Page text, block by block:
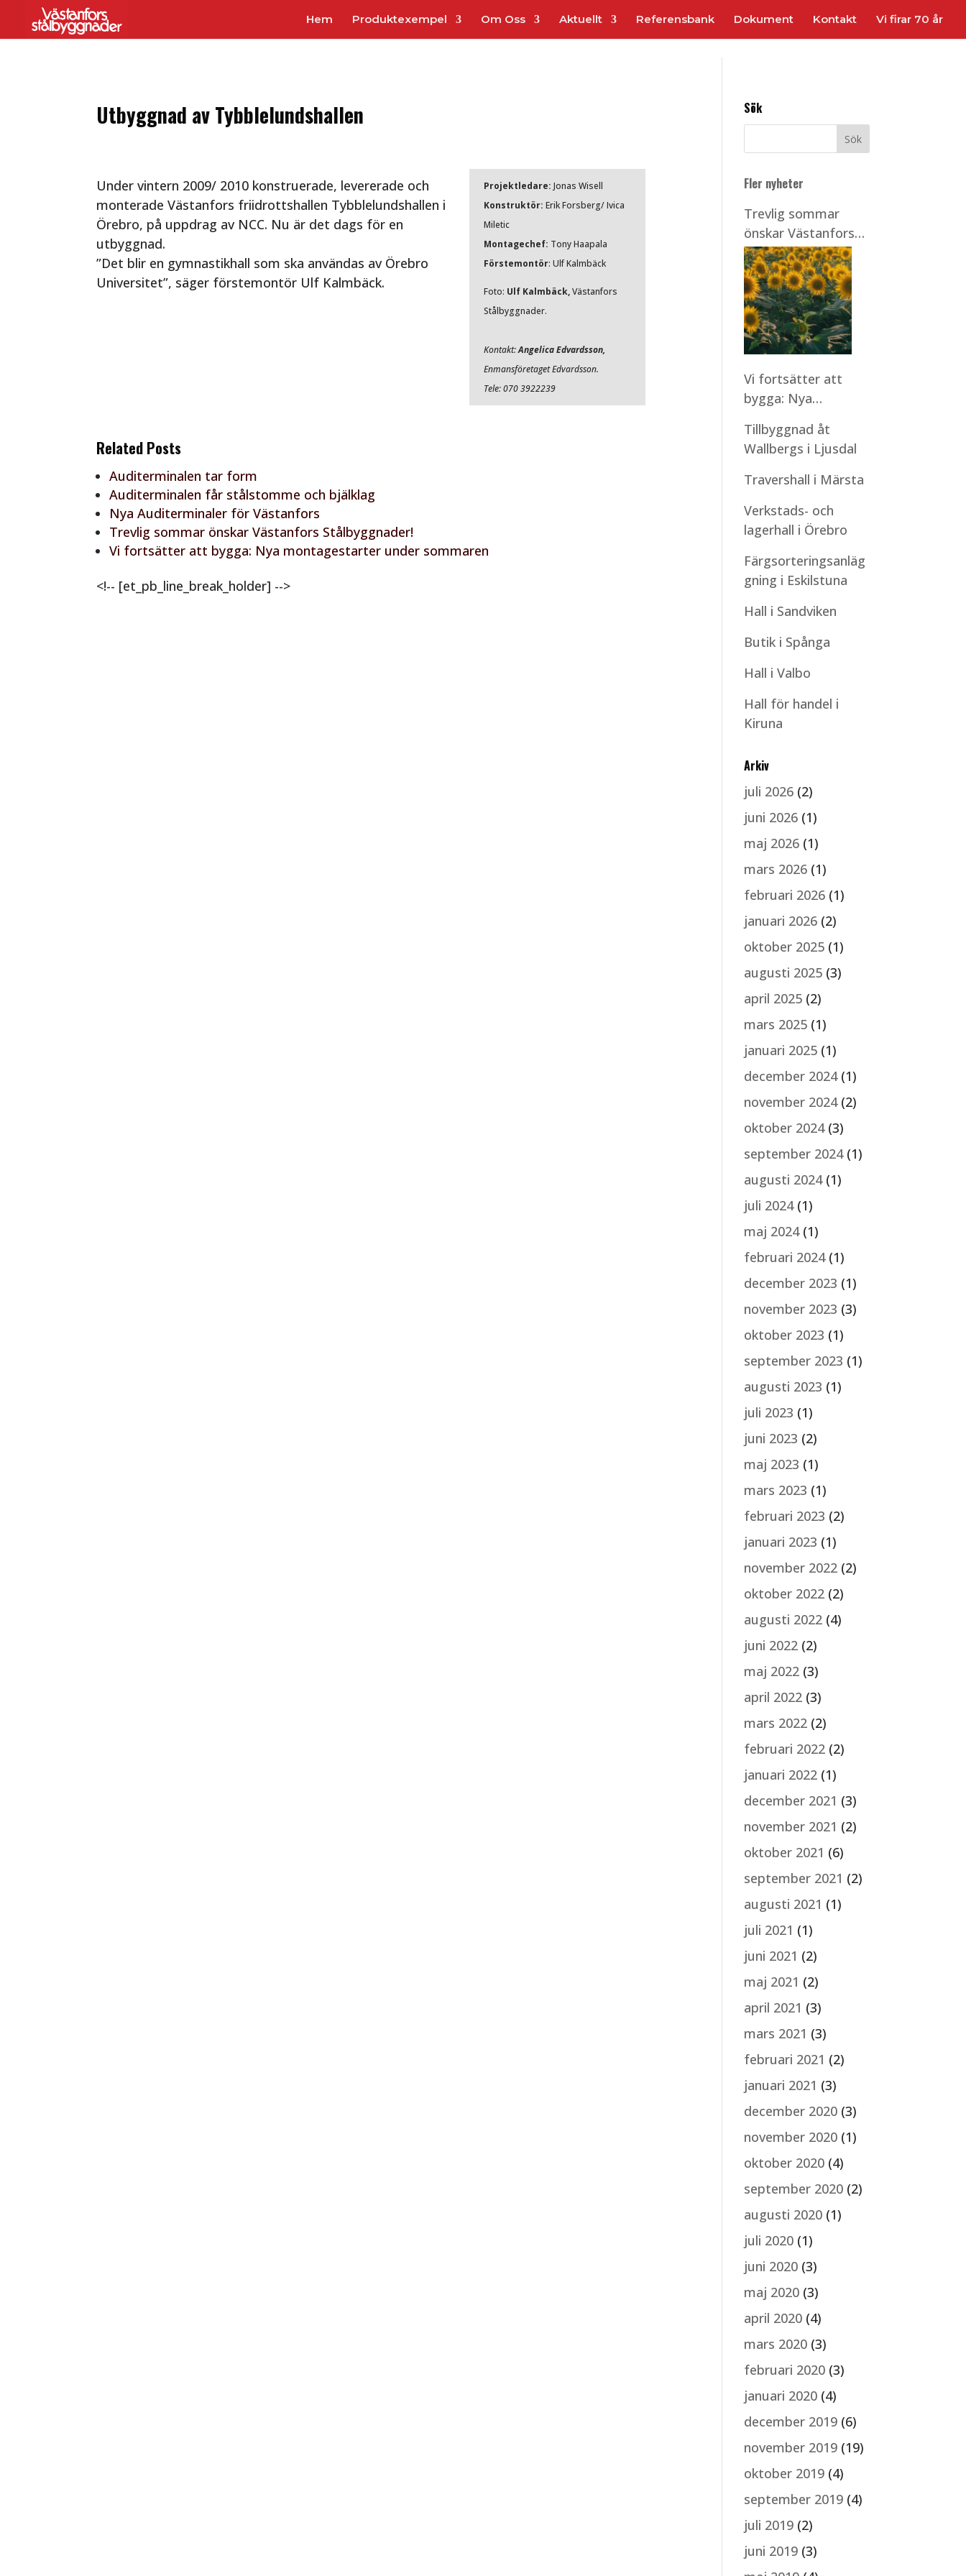
Hem Produktexempel Om Oss Aktuellt Referensbank Dokument Kontakt Vi firar 70 år
Utbyggnad av Tybblelundshallen
Under vintern 2009/ 2010 konstruerade, levererade och
monterade Västanfors friidrottshallen Tybblelundshallen i
Örebro, på uppdrag av NCC. Nu är det dags för en
utbyggnad.
”Det blir en gymnastikhall som ska användas av Örebro
Universitet”, säger förstemontör Ulf Kalmbäck.
Projektledare: Jonas Wisell
Konstruktör: Erik Forsberg/ Ivica
Miletic
Montagechef: Tony Haapala
Förstemontör: Ulf Kalmbäck
Foto: Ulf Kalmbäck,Västanfors
Stålbyggnader.
Kontakt:Angelica Edvardsson,
Enmansföretaget Edvardsson.
Tele: 070 3922239
Related Posts
Auditerminalen tar form
Auditerminalen får stålstomme och bjälklag
Nya Auditerminaler för Västanfors
Trevlig sommar önskar Västanfors Stålbyggnader!
Vi fortsätter att bygga: Nya montagestarter under sommaren
<!-- [et_pb_line_break_holder] -->
Sök
Fler nyheter
Trevlig sommar
önskar Västanfors
Stålbyggnader!
Vi fortsätter att
bygga: Nya
under sommaren
Tillbyggnad åt
Wallbergs i Ljusdal
Travershall i Märsta
Verkstads- och
lagerhall i Örebro
Färgsorteringsanläg
gning i Eskilstuna
Hall i Sandviken
Butik i Spånga
Hall i Valbo
Hall för handel i
Kiruna
Arkiv
juli 2026 (2)
juni 2026 (1)
maj 2026 (1)
mars 2026 (1)
februari 2026 (1)
januari 2026 (2)
oktober 2025 (1)
augusti 2025 (3)
april 2025 (2)
mars 2025 (1)
januari 2025 (1)
december 2024(1)
november 2024(2)
oktober 2024(3)
september 2024(1)
augusti 2024(1)
juli 2024(1)
maj 2024(1)
februari 2024(1)
december 2023 (1)
november 2023 (3)
oktober 2023 (1)
september 2023 (1)
augusti 2023 (1)
juli 2023 (1)
juni 2023 (2)
maj 2023 (1)
mars 2023 (1)
februari 2023 (2)
januari 2023 (1)
november 2022 (2)
oktober 2022 (2)
augusti 2022 (4)
juni 2022 (2)
maj 2022 (3)
april 2022 (3)
mars 2022 (2)
februari 2022 (2)
januari 2022 (1)
december 2021 (3)
november 2021 (2)
oktober 2021 (6)
september 2021 (2)
augusti 2021 (1)
juli 2021 (1)
juni 2021 (2)
maj 2021 (2)
april 2021 (3)
mars 2021 (3)
februari 2021 (2)
januari 2021 (3)
december 2020 (3)
november 2020 (1)
oktober 2020 (4)
september 2020 (2)
augusti 2020 (1)
juli 2020 (1)
juni 2020 (3)
maj 2020 (3)
april 2020 (4)
mars 2020 (3)
februari 2020 (3)
januari 2020 (4)
december 2019 (6)
november 2019 (19)
oktober 2019 (4)
september 2019 (4)
juli 2019 (2)
juni 2019 (3)